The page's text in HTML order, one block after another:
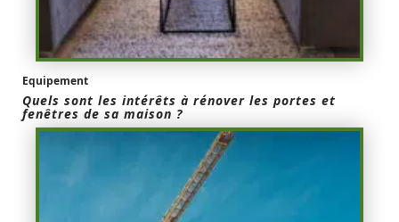
Equipement
Quels sont les intérêts à rénover les portes et
fenêtres de sa maison ?